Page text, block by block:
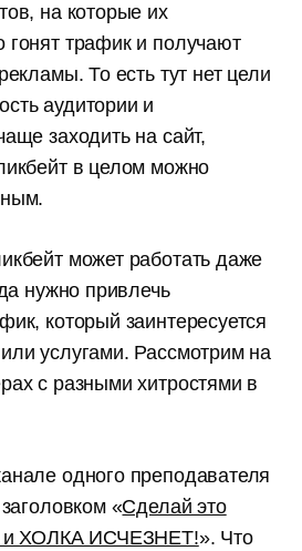
на которые их
гонят трафик и получают
То есть тут нет цели
аудитории и
заходить на сайт,
в целом можно
может работать даже
нужно привлечь
который заинтересуется
услугами. Рассмотрим на
с разными хитростями в
одного преподавателя
«Сделай это
и ХОЛКА ИСЧЕЗНЕТ!». Что